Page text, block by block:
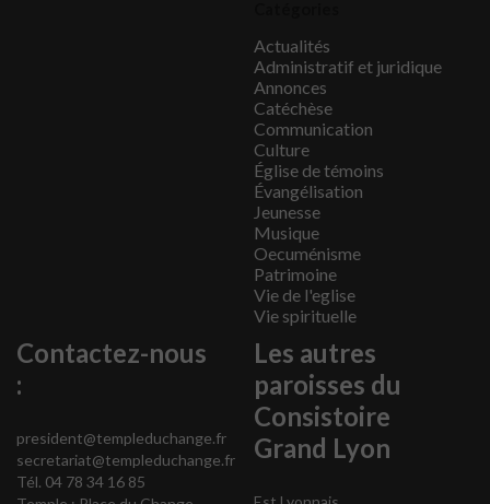
Actualités
Administratif et juridique
Annonces
Catéchèse
Communication
Culture
Église de témoins
Évangélisation
Jeunesse
Musique
Oecuménisme
Patrimoine
Vie de l'eglise
Vie spirituelle
Contactez-nous
:
president@templeduchange.fr
secretariat@templeduchange.fr
Tél. 04 78 34 16 85
Les autres
paroisses du
Consistoire
Grand Lyon